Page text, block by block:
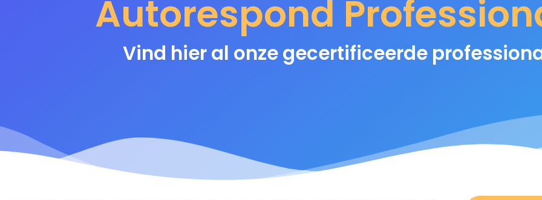
Autorespond
Vind hier al onze gecertificeerde